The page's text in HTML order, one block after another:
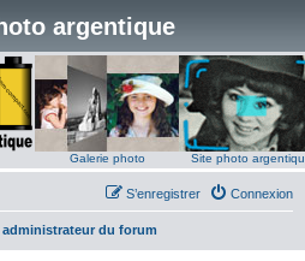
argentique
Galerie photo Site photo
Connexion
S’enregistrer
du forum